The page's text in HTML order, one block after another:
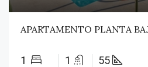
APARTAMENTO PLANTA
1 1 55